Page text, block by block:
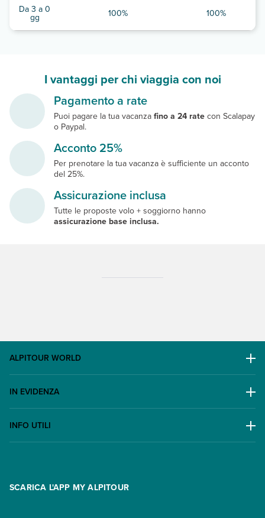
Da 3 a 0
gg 100% 100%
I vantaggi per chi viaggia con noi
Pagamento a rate
Puoi pagare la tua vacanza fino a 24 rate con Scalapay
o Paypal.
Acconto 25%
Per prenotare la tua vacanza è sufficiente un acconto
del 25%.
Assicurazione inclusa
Tutte le proposte volo + soggiorno hanno
assicurazione base inclusa.
ALPITOUR WORLD
Lavora con noi
Assicurazioni
IN EVIDENZA
INFO UTILI
Condizioni generali di contratto
SCARICA L'APP MY ALPITOUR